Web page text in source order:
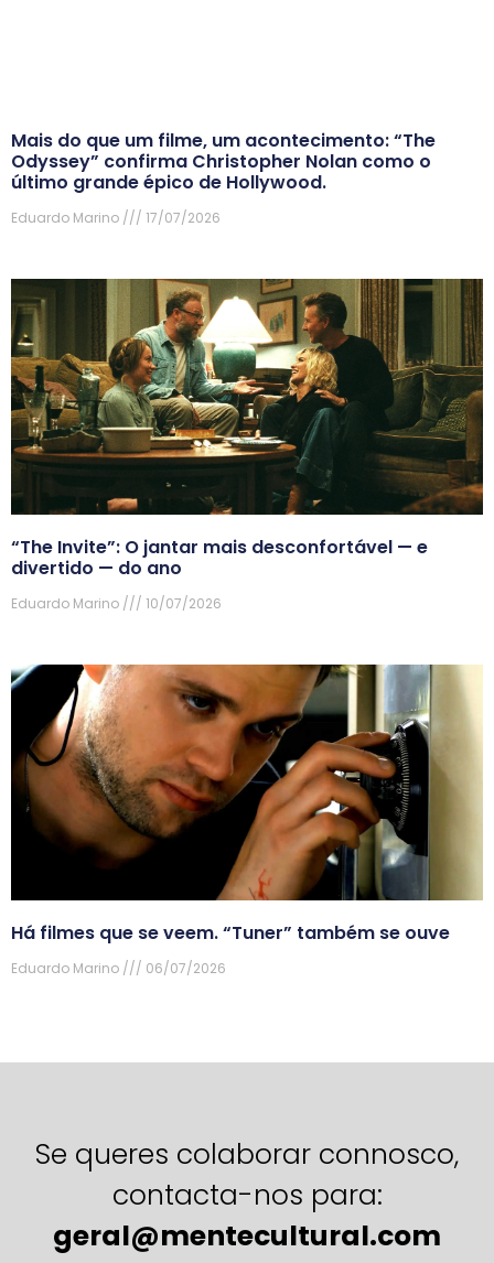
Mais do que um filme, um acontecimento: “The
Odyssey” confirma Christopher Nolan como o
último grande épico de Hollywood.
Eduardo Marino 17/07/2026
“The Invite”: O jantar mais desconfortável — e
divertido — do ano
Eduardo Marino 10/07/2026
Há filmes que se veem. “Tuner” também se ouve
Eduardo Marino 06/07/2026
Se queres colaborar connosco,
contacta-nos para:
geral@mentecultural.com